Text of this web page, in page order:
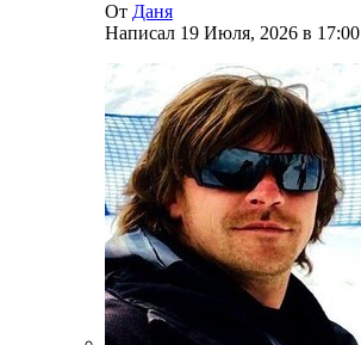
От Даня
Написал 19 Июля, 2026 в 17:00